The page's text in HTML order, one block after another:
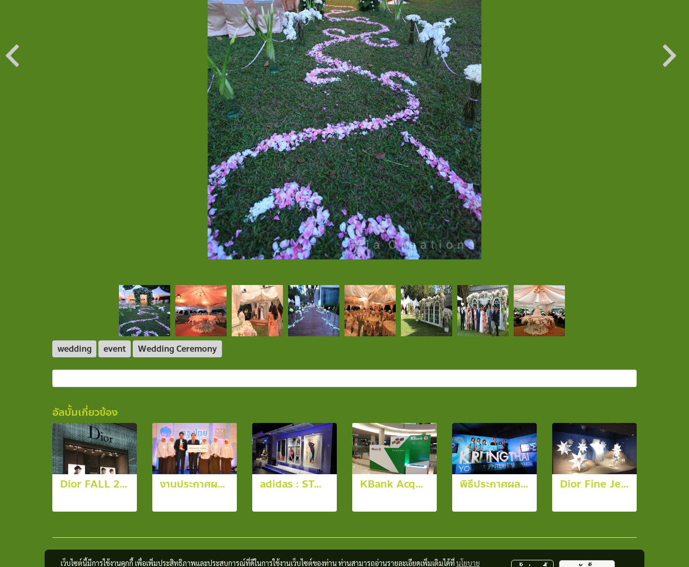
wedding event Wedding Ceremony
อัลบั้มเกี่ยวข้อง
Dior FALL 2017 งานประกาศผล โครงการ "กรุงไทย ต้นกล้าสีขาว" ประจำปี 2556 adidas : STAN PHARRELL KBank Acquisition Booth Design พิธีประกาศผลและมอบรางวัลโครงการ "กรุงไทย ยุววาณิช” ประจำปี 2557 Dior Fine Jewellery
เว็บไซต์นี้มีการใช้งานคุกกี้ เพื่อเพิ่มประสิทธิภาพและประสบการณ์ที่ดีในการใช้งานเว็บไซต์ของท่าน ท่านสามารถอ่านรายละเอียดเพิ่มเติมได้ที่นโยบาย